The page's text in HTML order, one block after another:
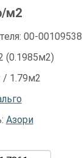
м2
00-00109538
(0.1985м2)
/ 1.79м2
Азори